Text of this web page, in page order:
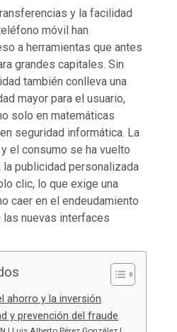
y la facilidad
móvil han
a herramientas que antes
grandes capitales. Sin
también conlleva una
mayor para el usuario,
solo en matemáticas
seguridad informática. La
el consumo se ha vuelto
publicidad personalizada
clic, lo que exige una
caer en el endeudamiento
nuevas interfaces
ahorro y la inversión
y prevención del fraude